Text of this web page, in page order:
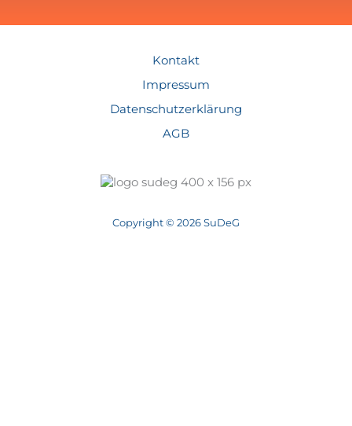
Kontakt
Impressum
Datenschutzerklärung
AGB
Copyright © 2026 SuDeG